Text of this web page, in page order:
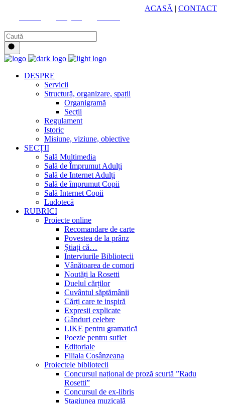
ACASĂ | CONTACT
DESPRE
Servicii
Structură, organizare, spații
Organigramă
Secții
Regulament
Istoric
Misiune, viziune, obiective
SECȚII
Sală Multimedia
Sală de Împrumut Adulți
Sală de Internet Adulți
Sală de împrumut Copii
Sală Internet Copii
Ludotecă
RUBRICI
Proiecte online
Recomandare de carte
Povestea de la prânz
Știați că…
Interviurile Bibliotecii
Vânătoarea de comori
Noutăți la Rosetti
Duelul cărților
Cuvântul săptămânii
Cărți care te inspiră
Expresii explicate
Gânduri celebre
LIKE pentru gramatică
Poezie pentru suflet
Editoriale
Filiala Cosânzeana
Proiectele bibliotecii
Concursul național de proză scurtă ”Radu
Rosetti”
Concursul de ex-libris
Stagiunea muzicală